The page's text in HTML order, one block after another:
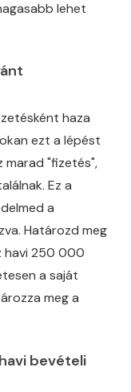
lehet
haza
ezt a lépést
marad "fizetés",
Ez a
a
Határozd meg
havi 250 000
a saját
meg a
bevételi